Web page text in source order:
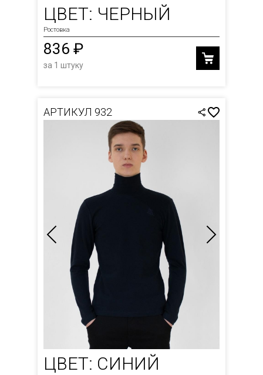
ЦВЕТ: ЧЕРНЫЙ
Ростовка
836 ₽
за 1 штуку
АРТИКУЛ 932
ЦВЕТ: СИНИЙ